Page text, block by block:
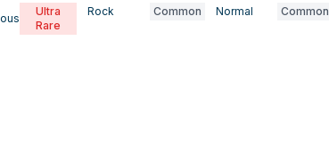
Ultra
Rare
Rock Common Normal Common